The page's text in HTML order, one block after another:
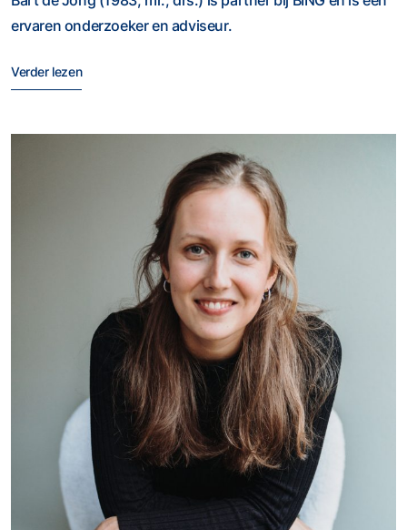
ervaren onderzoeker en adviseur.
Verder lezen